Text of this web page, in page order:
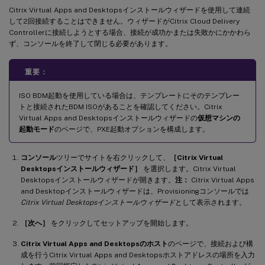
Citrix Virtual Apps and Desktopsインストールウィザードを使用して連続
して2回接続することはできません。ウィザードがCitrix Cloud Delivery
Controllerに接続しようとする場合、接続が成功かまたは失敗かにかかわら
ず、コンソールを終了して閉じる必要があります。
重要：
ISO BDM起動を使用している場合は、テンプレートにそのテンプレー
トと接続されたBDM ISOがあることを確認してください。Citrix
Virtual Apps and Desktopsインストールウィザードの仮想マシンの
起動モードのページで、PXE起動オプションを構成します。
コンソールツリーでサイトを右クリックして、
［Citrix Virtual
Desktopsインストールウィザード］
を選択します。Citrix Virtual
Desktopsインストールウィザードが開きます。 注：
Citrix Virtual Apps
and Desktopインストールウィザードは、Provisioningコンソールでは
Citrix Virtual Desktopsインストールウィザードとして表示されます。
［次へ］ をクリックしてセットアップを開始します。
Citrix Virtual Apps and Desktopsのホストのページで、接続および構
成を行うCitrix Virtual Apps and Desktopsホストアドレスの場所を入力